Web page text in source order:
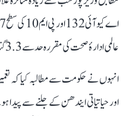
عالمی ادارۂ صحت کی مقررہ حد سے 3.3 گنا زیادہ ہے۔
انہوں نے حکومت سے مطالبہ کیا کہ
اور حیاتیاتی ایندھن کے جلنے سے پیدا